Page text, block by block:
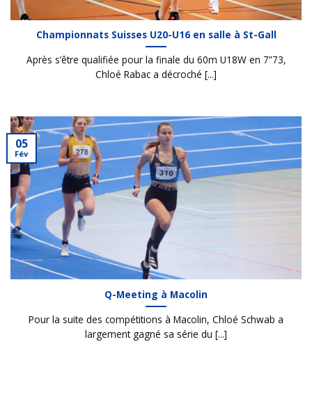
Championnats Suisses U20-U16 en salle à St-Gall
Après s’être qualifiée pour la finale du 60m U18W en 7”73,
Chloé Rabac a décroché [...]
Q-Meeting à Macolin
Pour la suite des compétitions à Macolin, Chloé Schwab a
largement gagné sa série du [...]
05
Fév